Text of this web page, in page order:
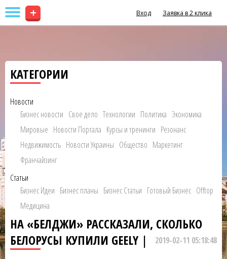
+ Вход Заявка в 2 клика
КАТЕГОРИИ
Новости
Бизнес новости Свое дело Технологии Политика Экономика
Мировые Новости Портала Курсы и тренинги Резонанс
Недвижимость Новости Украины Общество Маркетинг
Франчайзинг
Статьи
Бизнес Идеи Бизнес планы Бизнес Статьи Готовый Бизнес Offtop
Медицина
НА «БЕЛДЖИ» РАССКАЗАЛИ, СКОЛЬКО
БЕЛОРУСЫ КУПИЛИ GEELY |
2019-02-11 05:18:48